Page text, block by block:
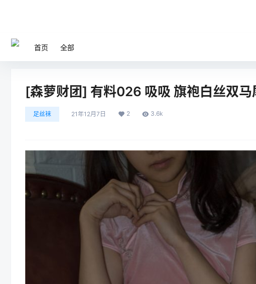
首页 全部
[森萝财团] 有料026 吸吸 旗袍白丝双
足丝袜 21年12月7日 2 3.6k